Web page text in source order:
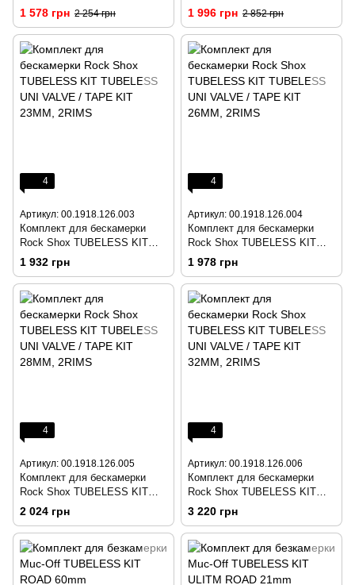
Hutchinson CONVERT'AIR /
KIT CONVERS TL 29 "
1 578 грн 2 254 грн
INSERT KIT, розмір S, Y14
1 996 грн 2 852 грн
4
Артикул: 00.1918.126.003
Комплект для бескамерки
Rock Shox TUBELESS KIT
TUBELESS UNI VALVE / TAPE
KIT 23MM, 2RIMS
1 932 грн
4
Артикул: 00.1918.126.004
Комплект для бескамерки
Rock Shox TUBELESS KIT
TUBELESS UNI VALVE / TAPE
KIT 26MM, 2RIMS
1 978 грн
4
Артикул: 00.1918.126.005
Комплект для бескамерки
Rock Shox TUBELESS KIT
TUBELESS UNI VALVE / TAPE
KIT 28MM, 2RIMS
2 024 грн
4
Артикул: 00.1918.126.006
Комплект для бескамерки
Rock Shox TUBELESS KIT
TUBELESS UNI VALVE / TAPE
KIT 32MM, 2RIMS
3 220 грн